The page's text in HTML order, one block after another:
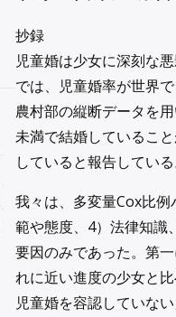
抄録
児童婚は少女に深刻な
では、児童婚率が世界
農村部の縦断データを
未満で結婚しているこ
していると報告している
我々は、多変量Cox比
範や態度、4）法律知識
要因のみであった。第
れに近い進度の少女と
児童婚を容認していな